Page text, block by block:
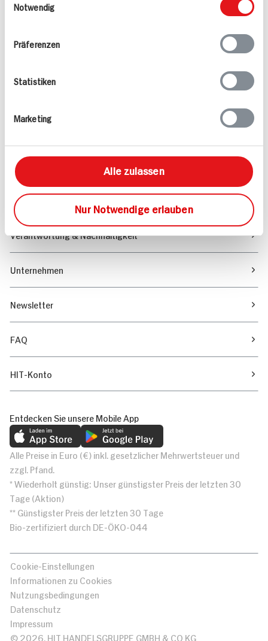
bereitgestellt haben oder die sie im Rahmen
Notwendig
Präferenzen
Statistiken
Marketing
Alle zulassen
Nur Notwendige erlauben
Folgen Sie uns auf TikTok
Marktfinder
Unser Magazin
Verantwortung & Nachhaltigkeit
Unternehmen
Newsletter
FAQ
HIT-Konto
Entdecken Sie unsere Mobile App
Alle Preise in Euro (€) inkl. gesetzlicher Mehrwertsteuer und
zzgl. Pfand.
* Wiederholt günstig: Unser günstigster Preis der letzten 30
Tage (Aktion)
** Günstigster Preis der letzten 30 Tage
Bio-zertifiziert durch DE-ÖKO-044
Cookie-Einstellungen
Informationen zu Cookies
Nutzungsbedingungen
Datenschutz
Impressum
© 2026, HIT HANDELSGRUPPE GMBH & CO KG